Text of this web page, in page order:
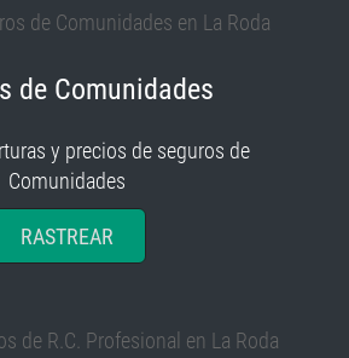
de Comunidades
y precios de seguros de
Comunidades
RASTREAR